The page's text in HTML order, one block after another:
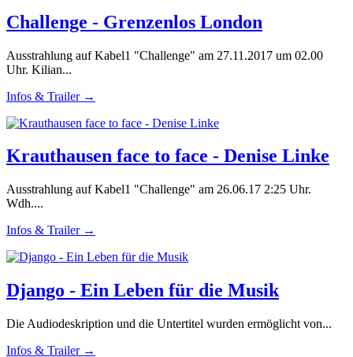
Challenge - Grenzenlos London
Ausstrahlung auf Kabel1 "Challenge" am 27.11.2017 um 02.00
Uhr. Kilian...
Infos & Trailer →
Krauthausen face to face - Denise Linke
Ausstrahlung auf Kabel1 "Challenge" am 26.06.17 2:25 Uhr.
Wdh....
Infos & Trailer →
Django - Ein Leben für die Musik
Die Audiodeskription und die Untertitel wurden ermöglicht von...
Infos & Trailer →